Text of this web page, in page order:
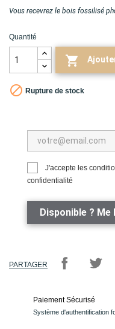
Vous recevrez le bois fossilisé
Quantité

 Rupture de stock
J'accepte les
confidentialité
Disponible ? Me
PARTAGER
Paiement Sécurisé
Système d'authentification